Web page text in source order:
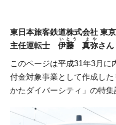
東日本旅客鉄道株式会社 東
主任運転士 伊藤 真弥
いとう まや
さん
このページは平成31年3月に
付金対象事業として作成し
かたダイバーシティ」の特集